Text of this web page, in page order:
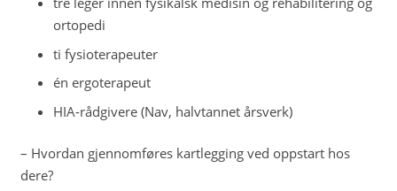
ortopedi
ti fysioterapeuter
én ergoterapeut
HIA-rådgivere (Nav, halvtannet årsverk)
– Hvordan gjennomføres kartlegging ved oppstart hos
dere?